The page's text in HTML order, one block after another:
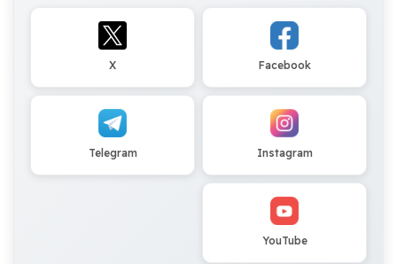
Facebook
X
Instagram
Telegram
YouTube